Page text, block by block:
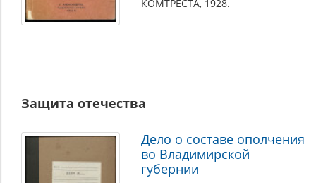
КОМТРЕСТА, 1928.
Защита отечества
Дело о составе ополчения
во Владимирской
губернии